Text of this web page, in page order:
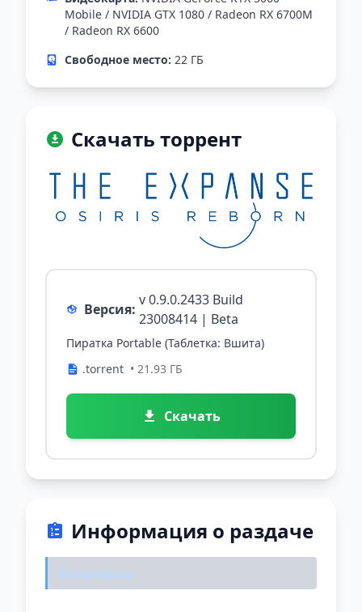
Mobile / NVIDIA GTX 1080 / Radeon RX 6700M
/ Radeon RX 6600
Свободное место: 22 ГБ
Скачать торрент
Версия:
v 0.9.0.2433 Build
23008414 | Beta
Пиратка Portable (Таблетка: Вшита)
.torrent • 21.93 ГБ
Скачать
Информация о раздаче
Установка: